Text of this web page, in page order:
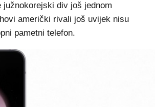
južnokorejski div još jednom
američki rivali još uvijek nisu
pametni telefon.